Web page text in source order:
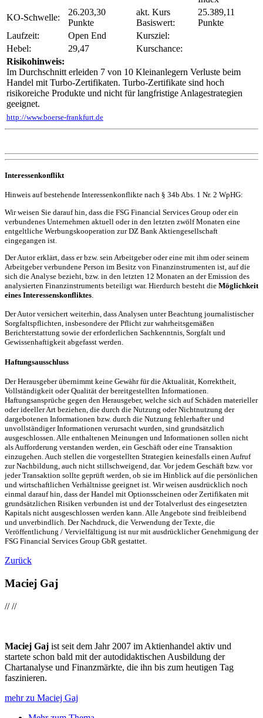
KO-Schwelle:
26.203,30
Punkte
akt. Kurs
Basiswert:
25.389,11
Punkte
Laufzeit:
Open End
Kursziel:
Hebel:
29,47
Kurschance:
Risikohinweis:
Im Durchschnitt erleiden 7 von 10 Kleinanlegern Verluste beim
Handel mit Turbo-Zertifikaten. Turbo-Zertifikate sind hoch
risikoreiche Produkte und nicht für langfristige Anlagestrategien
geeignet.
http://www.boerse-frankfurt.de
Interessenkonflikt
Hinweis auf bestehende Interessenkonflikte nach § 34b Abs. 1 Nr. 2 WpHG:
Wir weisen Sie darauf hin, dass die FSG Financial Services Group oder ein
verbundenes Unternehmen aktuell oder in den letzten zwölf Monaten eine
entgeltliche Werbungskooperation zur DZ Bank Aktiengesellschaft
eingegangen ist.
Der Autor erklärt, dass er bzw. sein Arbeitgeber oder eine mit ihm oder seinem
Arbeitgeber verbundene Person im Besitz von Finanzinstrumenten ist, auf die
sich die Analyse bezieht, bzw. in den letzten 12 Monaten an der Emission des
analysierten Finanzinstruments beteiligt war. Hierdurch besteht die Möglichkeit
eines Interessenskonfliktes
Der Autor versichert weiterhin, dass Analysen unter Beachtung journalistischer
Sorgfaltspflichten, insbesondere der Pflicht zur wahrheitsgemäßen
Berichterstattung sowie der erforderlichen Sachkenntnis, Sorgfalt und
Gewissenhaftigkeit abgefasst werden.
Haftungsausschluss
Der Herausgeber übernimmt keine Gewähr für die Aktualität, Korrektheit,
Vollständigkeit oder Qualität der bereitgestellten Informationen.
Haftungsansprüche gegen den Herausgeber, welche sich auf Schäden materieller
oder ideeller Art beziehen, die durch die Nutzung oder Nichtnutzung der
dargebotenen Informationen bzw. durch die Nutzung fehlerhafter und
unvollständiger Informationen verursacht wurden, sind grundsätzlich
ausgeschlossen. Alle enthaltenen Meinungen und Informationen sollen nicht
als Aufforderung verstanden werden, ein Geschäft oder eine Transaktion
einzugehen. Auch stellen die vorgestellten Strategien keinesfalls einen Aufruf
zur Nachbildung, auch nicht stillschweigend, dar. Vor jedem Geschäft bzw. vor
jeder Transaktion sollte geprüft werden, ob sie im Hinblick auf die persönlichen
und wirtschaftlichen Verhältnisse geeignet ist. Wir weisen ausdrücklich noch
einmal darauf hin, dass der Handel mit Optionsscheinen oder Zertifikaten mit
grundsätzlichen Risiken verbunden ist und der Totalverlust des eingesetzten
Kapitals nicht ausgeschlossen werden kann. Alle Angebote sind freibleibend
und unverbindlich. Der Nachdruck, die Verwendung der Texte, die
Veröffentlichung / Vervielfältigung ist nur mit ausdrücklicher Genehmigung der
FSG Financial Services Group GbR gestattet.
Zurück
Maciej Gaj
////
Maciej Gaj ist seit dem Jahr 2007 im Aktienhandel aktiv und
startete schon bald mit der autodidaktischen Ausbildung der
Chartanalyse und Finanzmärkte, die ihn bis zum heutigen Tag
faszinieren.
mehr zu Maciej Gaj